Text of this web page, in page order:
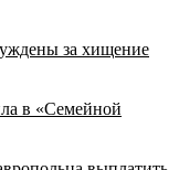
за хищение
в «Семейной